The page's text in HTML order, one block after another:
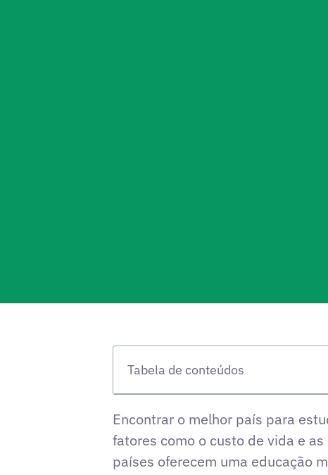
Tabela de conteúdos
Encontrar o melhor país para
fatores como o custo de vida e
países oferecem uma educação